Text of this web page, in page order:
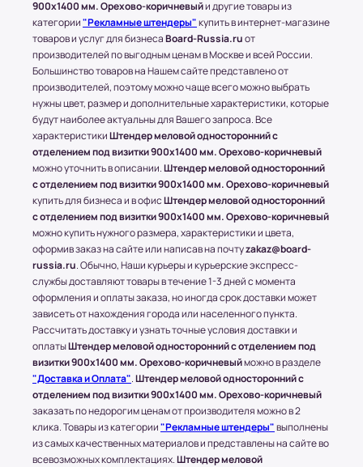
Доставка по Московской области
Стоимость доставки составляет 700-1500
рублей в зависимости от месторасположения
конечного пункта.
* За расчетом точной стоимости доставки
обращайтесь к менеджеру по телефону: +7 (977)
790 85-84 (Даниил)
Транспортные Компании (ТК). Доставка в
соседние регионы и города России.
Доставка в другие области и города
осуществляется через любые ТК (Транспортные
компании), которые будут удобны клиенту.
С соседними регионами (кроме Москвы и МО) и
другими городами России компания Board-
Russia.ru работает по 100% предоплате.
Самые популярные Транспортные Компании:
ПЭК, СДЭК.
* Доставку, Наши клиенты оплачивают при
получении.
Доставка товара до пункта ТК по Москве
осуществляется бесплатно, при учете, что вес
всего заказа не превышает 15 кг или размером
1500х1000 (мм.).
900x1400 мм. Орехово-коричневыйи другие товары из
категории"Рекламные штендеры"купить в интернет-магазине
товаров и услуг для бизнесаBoard-Russia.ruот
производителей по выгодным ценам в Москве и всей России.
Большинство товаров на Нашем сайте представлено от
производителей, поэтому можно чаще всего можно выбрать
нужны цвет, размер и дополнительные характеристики, которые
будут наиболее актуальны для Вашего запроса. Все
характеристикиШтендер меловой односторонний с
отделением под визитки 900x1400 мм. Орехово-коричневый
можно уточнить в описании.Штендер меловой односторонний
с отделением под визитки 900x1400 мм. Орехово-коричневый
купить для бизнеса и в офисШтендер меловой односторонний
с отделением под визитки 900x1400 мм. Орехово-коричневый
можно купить нужного размера, характеристики и цвета,
оформив заказ на сайте или написав на почтуzakaz@board-
russia.ru. Обычно, Наши курьеры и курьерские экспресс-
службы доставляют товары в течение 1-3 дней с момента
оформления и оплаты заказа, но иногда срок доставки может
зависеть от нахождения города или населенного пункта.
Рассчитать доставку и узнать точные условия доставки и
оплатыШтендер меловой односторонний с отделением под
визитки 900x1400 мм. Орехово-коричневыйможно в разделе
"Доставка и Оплата".Штендер меловой односторонний с
отделением под визитки 900x1400 мм. Орехово-коричневый
заказать по недорогим ценам от производителя можно в 2
клика. Товары из категории"Рекламные штендеры"выполнены
из самых качественных материалов и представлены на сайте во
всевозможных комплектациях.Штендер меловой